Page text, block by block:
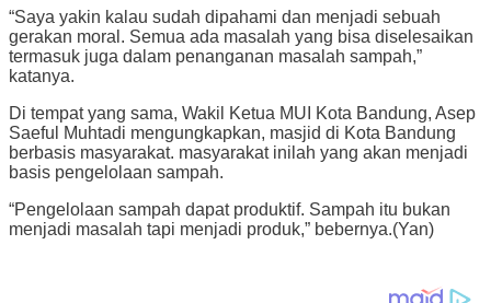
“Saya yakin kalau sudah dipahami dan menjadi sebuah
gerakan moral. Semua ada masalah yang bisa diselesaikan
termasuk juga dalam penanganan masalah sampah,”
katanya.
Di tempat yang sama, Wakil Ketua MUI Kota Bandung, Asep
Saeful Muhtadi mengungkapkan, masjid di Kota Bandung
berbasis masyarakat. masyarakat inilah yang akan menjadi
basis pengelolaan sampah.
“Pengelolaan sampah dapat produktif. Sampah itu bukan
menjadi masalah tapi menjadi produk,” bebernya.(Yan)